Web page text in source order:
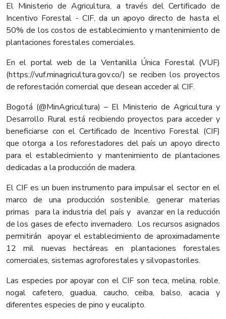
El Ministerio de Agricultura, a través del Certificado de
Incentivo Forestal - CIF, da un apoyo directo de hasta el
50% de los costos de establecimiento y mantenimiento de
plantaciones forestales comerciales.
En el portal web de la Ventanilla Única Forestal (VUF)
(https://vuf.minagricultura.gov.co/) se reciben los proyectos
de reforestación comercial que desean acceder al CIF.
Bogotá (@MinAgricultura) – El Ministerio de Agricultura y
Desarrollo Rural está recibiendo proyectos para acceder y
beneficiarse con el Certificado de Incentivo Forestal (CIF)
que otorga a los reforestadores del país un apoyo directo
para el establecimiento y mantenimiento de plantaciones
dedicadas a la producción de madera.
El CIF es un buen instrumento para impulsar el sector en el
marco de una producción sostenible, generar materias
primas para la industria del país y avanzar en la reducción
de los gases de efecto invernadero. Los recursos asignados
permitirán apoyar el establecimiento de aproximadamente
12 mil nuevas hectáreas en plantaciones forestales
comerciales, sistemas agroforestales y silvopastoriles.
Las especies por apoyar con el CIF son teca, melina, roble,
nogal cafetero, guadua, caucho, ceiba, balso, acacia y
diferentes especies de pino y eucalipto.